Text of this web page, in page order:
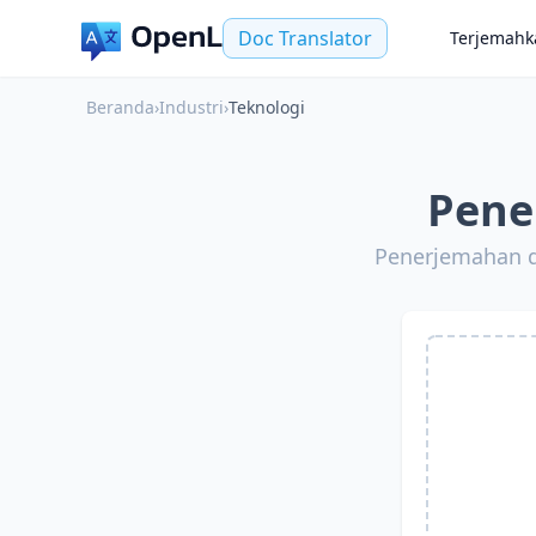
Doc Translator
Beranda›Industri›Teknologi
Penerjemahan